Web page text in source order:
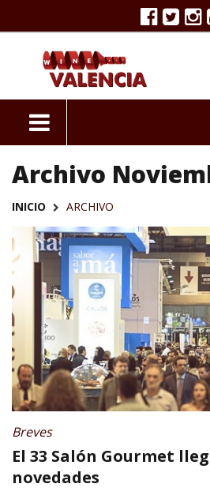
Archivo
INICIO ARCHIVO
Breves
El 33 Salón Gourmet
novedades